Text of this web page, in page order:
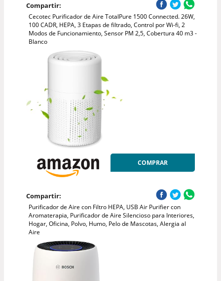
Compartir:
Cecotec Purificador de Aire TotalPure 1500 Connected. 26W,
100 CADR, HEPA, 3 Etapas de filtrado, Control por Wi-fi, 2
Modos de Funcionamiento, Sensor PM 2,5, Cobertura 40 m3 -
Blanco
COMPRAR
Compartir:
Purificador de Aire con Filtro HEPA, USB Air Purifier con
Aromaterapia, Purificador de Aire Silencioso para Interiores,
Hogar, Oficina, Polvo, Humo, Pelo de Mascotas, Alergia al
Aire